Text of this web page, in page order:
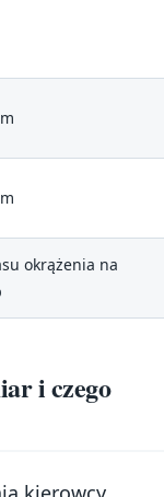
okrążenia na
i czego